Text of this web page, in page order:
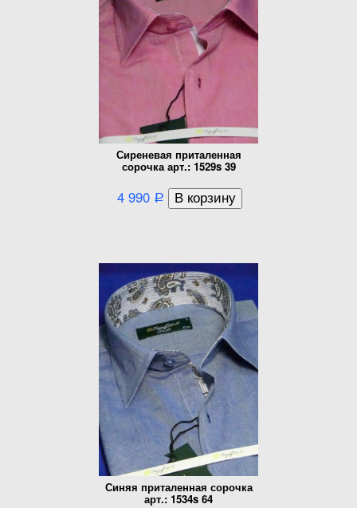
Сиреневая приталенная
сорочка арт.: 1529s 39
4 990 Р
Синяя приталенная сорочка
арт.: 1534s 64